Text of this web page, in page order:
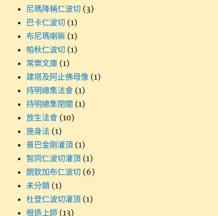
尼瑪降稱仁波切 (3)
巴卡仁波切 (1)
布尼瑪喇嘛 (1)
帕秋仁波切 (1)
常樂文庫 (1)
建塔及阿止佛母像 (1)
持明總集法會 (1)
持明總集閉關 (1)
放生法會 (10)
施身法 (1)
普巴金剛灌頂 (1)
智同仁波切灌頂 (1)
朗欽加布仁波切 (6)
未分類 (1)
杜登仁波切灌頂 (1)
根造上師 (13)